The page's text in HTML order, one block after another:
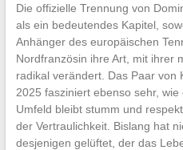
Die offizielle Trennung von
als ein bedeutendes Kapitel,
Anhänger des europäischen
Nordfranzösin ihre Art, mit ihrer
radikal verändert. Das Paar von
2025 fasziniert ebenso sehr,
Umfeld bleibt stumm und
der Vertraulichkeit. Bislang hat
desjenigen gelüftet, der das